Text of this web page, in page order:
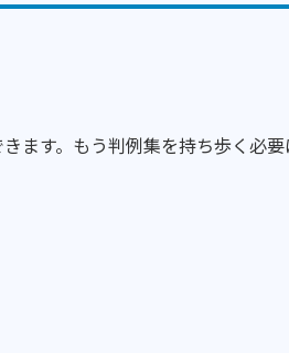
ます。もう判例集を持ち歩く必要